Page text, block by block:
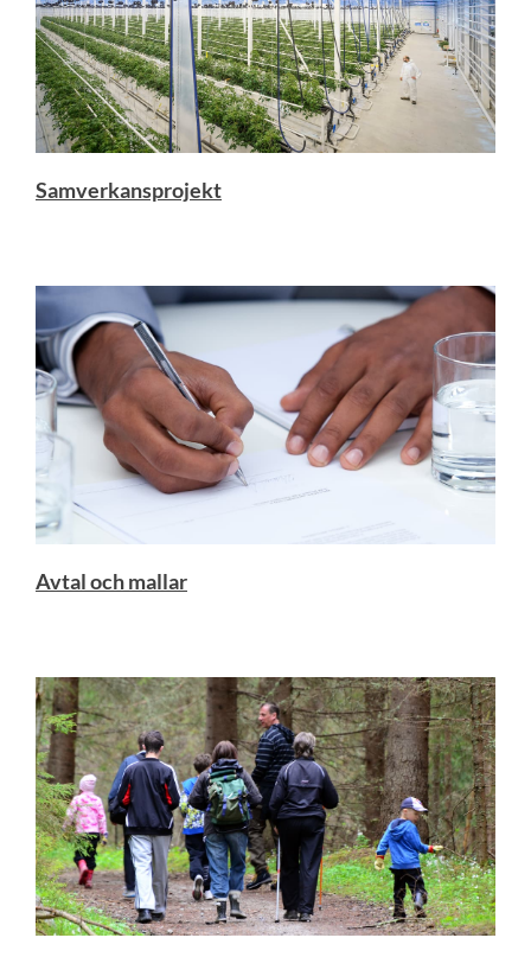
Samverkansprojekt
Avtal och mallar